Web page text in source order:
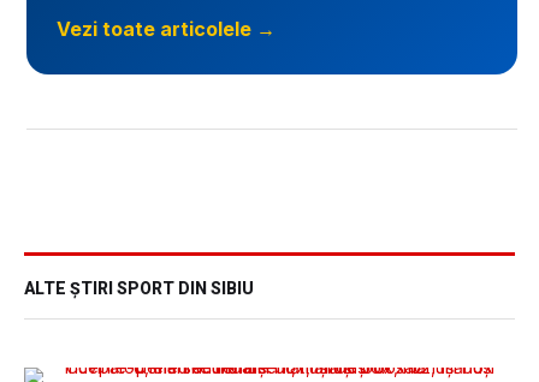
Vezi toate articolele →
ALTE ȘTIRI SPORT DIN SIBIU